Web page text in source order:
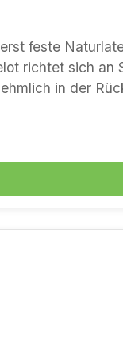
feste
richtet sich
in der
und